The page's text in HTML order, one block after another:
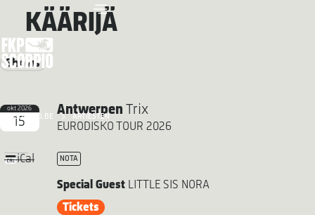
FKP SCORPIO.BE ARTIESTEN
KÄÄRIJÄ
Shows
okt 2026
15
iCal
Antwerpen Trix
EURODISKO TOUR 2026
NOTA
Special GuestLITTLE SIS NORA
Tickets